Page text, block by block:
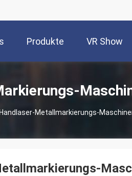
Produkte VR Show
Metallmarkierungs-